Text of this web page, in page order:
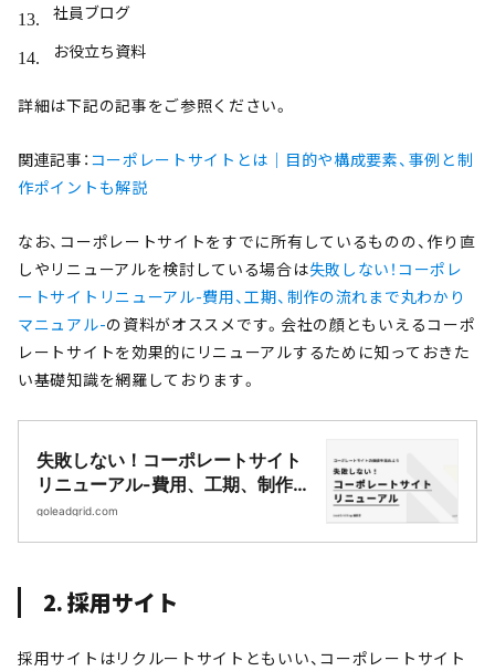
社員ブログ
お役立ち資料
詳細は下記の記事をご参照ください。
関連記事：コーポレートサイトとは｜目的や構成要素、事例と制
作ポイントも解説
なお、コーポレートサイトをすでに所有しているものの、作り直
しやリニューアルを検討している場合は失敗しない！コーポレ
ートサイトリニューアル-費用、工期、制作の流れまで丸わかり
マニュアル-の資料がオススメです。会社の顔ともいえるコーポ
レートサイトを効果的にリニューアルするために知っておきた
い基礎知識を網羅しております。
失敗しない！コーポレートサイト
リニューアル-費用、工期、制作の
流れまで丸わかりマニュアル-
goleadgrid.com
2. 採用サイト
採用サイトはリクルートサイトともいい、コーポレートサイト